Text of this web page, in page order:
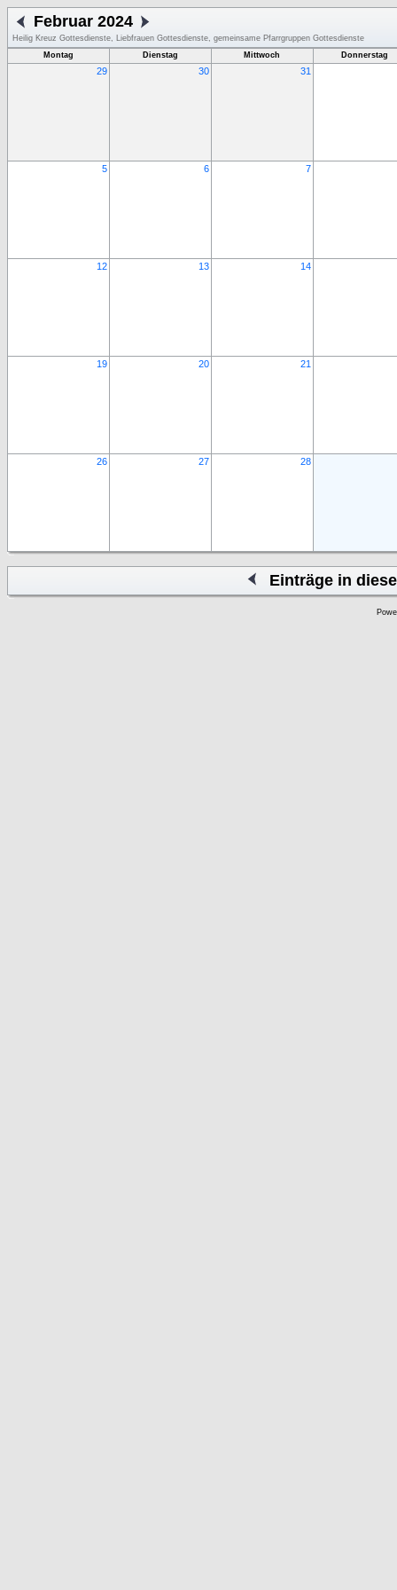
Februar 2024
Heilig Kreuz Gottesdienste, Liebfrauen Gottesdienste, gemeinsame Pfarrgruppen Gottesdienste
Montag
Dienstag Mittwoch Donnerstag
29 30 31
5 6 7
12 13 14
19 20 21
26 27 28
Einträge in